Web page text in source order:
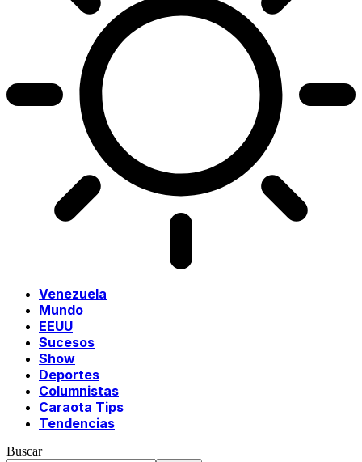
Venezuela
Mundo
EEUU
Sucesos
Show
Deportes
Columnistas
Caraota Tips
Tendencias
Buscar